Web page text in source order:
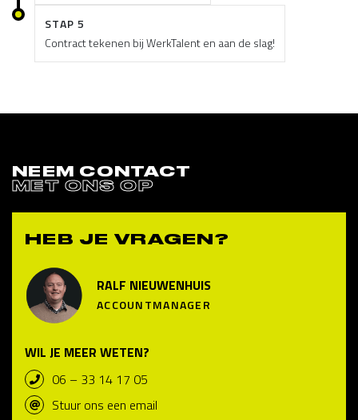
STAP 5
Contract tekenen bij WerkTalent en aan de slag!
NEEM CONTACT
MET ONS OP
HEB JE VRAGEN?
RALF NIEUWENHUIS
ACCOUNTMANAGER
WIL JE MEER WETEN?
06 – 33 14 17 05
Stuur ons een email